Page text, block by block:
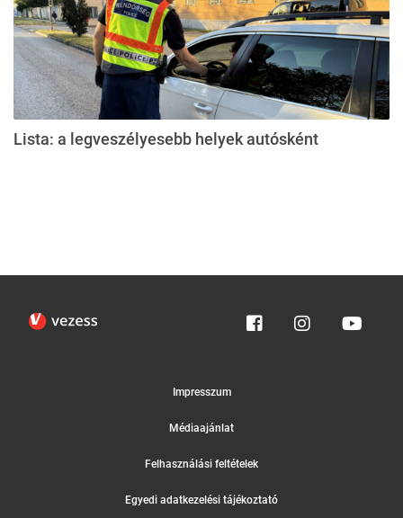
Lista: a legveszélyesebb helyek autósként
Impresszum
Médiaajánlat
Felhasználási feltételek
Egyedi adatkezelési tájékoztató